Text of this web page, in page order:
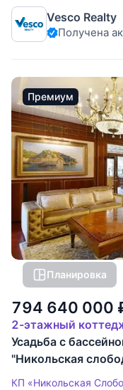
поселке Павлово на
Состояние дома: под
Vesco Realty
Получена
Премиум
Планировка
794 640 000
2-этажный
Усадьба с
"Никольская
КП «Никольская